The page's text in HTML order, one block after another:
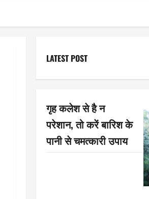
LATEST POST
गृह कलेश से है न
परेशान, तो करें बारिश के
पानी से चमत्कारी उपाय